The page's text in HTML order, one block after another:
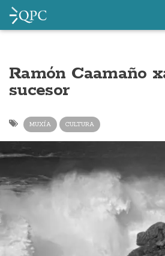
Ramón Caamaño
sucesor
MUXÍA CULTURA